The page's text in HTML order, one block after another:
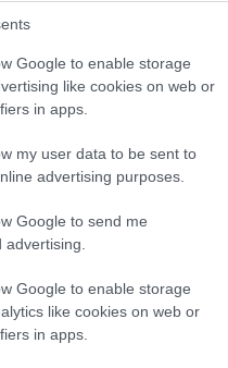
Google to enable storage
like cookies on web or
in apps.
my user data to be sent to
advertising purposes.
Google to send me
Google to enable storage
like cookies on web or
in apps.
– egy
Gusztáv Óvoda, Általános
és Kollégium